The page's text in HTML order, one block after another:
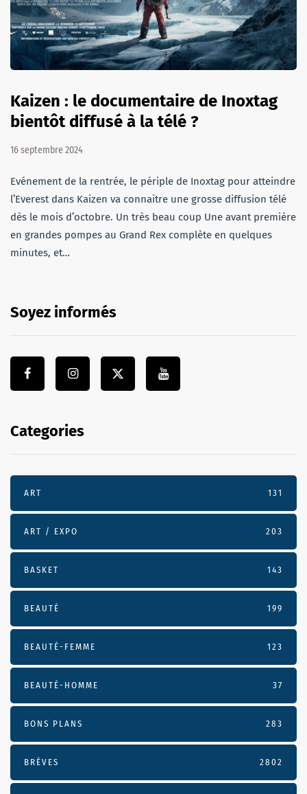
Kaizen : le documentaire de Inoxtag
bientôt diffusé à la télé ?
16 septembre 2024
Evénement de la rentrée, le périple de Inoxtag pour atteindre
l’Everest dans Kaizen va connaitre une grosse diffusion télé
dès le mois d’octobre. Un très beau coup Une avant première
en grandes pompes au Grand Rex complète en quelques
minutes, et…
Soyez informés
Categories
ART 131
ART / EXPO 203
BASKET 143
BEAUTÉ 199
BEAUTÉ-FEMME 123
BEAUTÉ-HOMME 37
BONS PLANS 283
BRÈVES 2802